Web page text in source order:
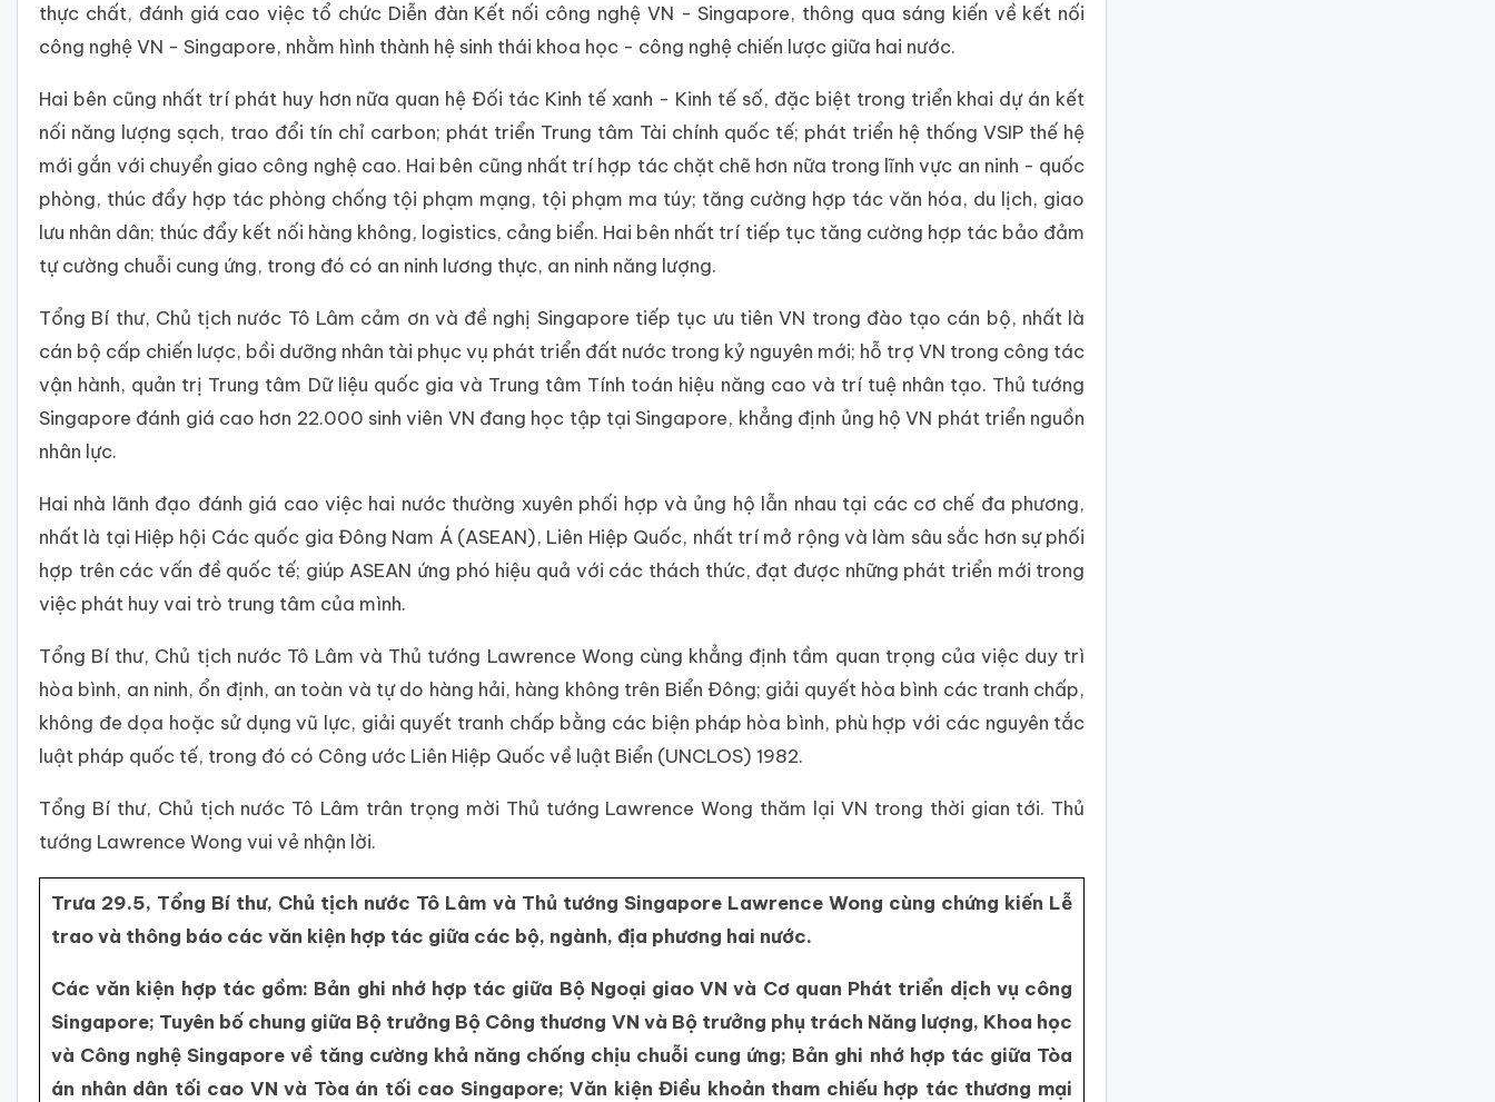
thực chất, đánh giá cao việc tổ chức Diễn đàn Kết nối công nghệ VN - Singapore, thông qua sáng kiến về kết nối
công nghệ VN - Singapore, nhằm hình thành hệ sinh thái khoa học - công nghệ chiến lược giữa hai nước.
Hai bên cũng nhất trí phát huy hơn nữa quan hệ Đối tác Kinh tế xanh - Kinh tế số, đặc biệt trong triển khai dự án kết
nối năng lượng sạch, trao đổi tín chỉ carbon; phát triển Trung tâm Tài chính quốc tế; phát triển hệ thống VSIP thế hệ
mới gắn với chuyển giao công nghệ cao. Hai bên cũng nhất trí hợp tác chặt chẽ hơn nữa trong lĩnh vực an ninh - quốc
phòng, thúc đẩy hợp tác phòng chống tội phạm mạng, tội phạm ma túy; tăng cường hợp tác văn hóa, du lịch, giao
lưu nhân dân; thúc đẩy kết nối hàng không, logistics, cảng biển. Hai bên nhất trí tiếp tục tăng cường hợp tác bảo đảm
tự cường chuỗi cung ứng, trong đó có an ninh lương thực, an ninh năng lượng.
Tổng Bí thư, Chủ tịch nước Tô Lâm cảm ơn và đề nghị Singapore tiếp tục ưu tiên VN trong đào tạo cán bộ, nhất là
cán bộ cấp chiến lược, bồi dưỡng nhân tài phục vụ phát triển đất nước trong kỷ nguyên mới; hỗ trợ VN trong công tác
vận hành, quản trị Trung tâm Dữ liệu quốc gia và Trung tâm Tính toán hiệu năng cao và trí tuệ nhân tạo. Thủ tướng
Singapore đánh giá cao hơn 22.000 sinh viên VN đang học tập tại Singapore, khẳng định ủng hộ VN phát triển nguồn
nhân lực.
Hai nhà lãnh đạo đánh giá cao việc hai nước thường xuyên phối hợp và ủng hộ lẫn nhau tại các cơ chế đa phương,
nhất là tại Hiệp hội Các quốc gia Đông Nam Á (ASEAN), Liên Hiệp Quốc, nhất trí mở rộng và làm sâu sắc hơn sự phối
hợp trên các vấn đề quốc tế; giúp ASEAN ứng phó hiệu quả với các thách thức, đạt được những phát triển mới trong
việc phát huy vai trò trung tâm của mình.
Tổng Bí thư, Chủ tịch nước Tô Lâm và Thủ tướng Lawrence Wong cùng khẳng định tầm quan trọng của việc duy trì
hòa bình, an ninh, ổn định, an toàn và tự do hàng hải, hàng không trên Biển Đông; giải quyết hòa bình các tranh chấp,
không đe dọa hoặc sử dụng vũ lực, giải quyết tranh chấp bằng các biện pháp hòa bình, phù hợp với các nguyên tắc
luật pháp quốc tế, trong đó có Công ước Liên Hiệp Quốc về luật Biển (UNCLOS) 1982.
Tổng Bí thư, Chủ tịch nước Tô Lâm trân trọng mời Thủ tướng Lawrence Wong thăm lại VN trong thời gian tới. Thủ
tướng Lawrence Wong vui vẻ nhận lời.
Trưa 29.5, Tổng Bí thư, Chủ tịch nước Tô Lâm và Thủ tướng Singapore Lawrence Wong cùng chứng kiến Lễ
trao và thông báo các văn kiện hợp tác giữa các bộ, ngành, địa phương hai nước.
Các văn kiện hợp tác gồm: Bản ghi nhớ hợp tác giữa Bộ Ngoại giao VN và Cơ quan Phát triển dịch vụ công
Singapore; Tuyên bố chung giữa Bộ trưởng Bộ Công thương VN và Bộ trưởng phụ trách Năng lượng, Khoa học
và Công nghệ Singapore về tăng cường khả năng chống chịu chuỗi cung ứng; Bản ghi nhớ hợp tác giữa Tòa
án nhân dân tối cao VN và Tòa án tối cao Singapore; Văn kiện Điều khoản tham chiếu hợp tác thương mại